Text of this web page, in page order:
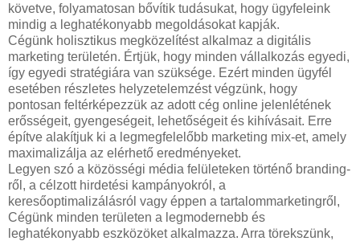
követve, folyamatosan bővítik tudásukat, hogy ügyfeleink
mindig a leghatékonyabb megoldásokat kapják.
Cégünk holisztikus megközelítést alkalmaz a digitális
marketing területén. Értjük, hogy minden vállalkozás egyedi,
így egyedi stratégiára van szüksége. Ezért minden ügyfél
esetében részletes helyzetelemzést végzünk, hogy
pontosan feltérképezzük az adott cég online jelenlétének
erősségeit, gyengeségeit, lehetőségeit és kihívásait. Erre
építve alakítjuk ki a legmegfelelőbb marketing mix-et, amely
maximalizálja az elérhető eredményeket.
Legyen szó a közösségi média felületeken történő branding-
ről, a célzott hirdetési kampányokról, a
keresőoptimalizálásról vagy éppen a tartalommarketingről,
Cégünk minden területen a legmodernebb és
leghatékonyabb eszközöket alkalmazza. Arra törekszünk,